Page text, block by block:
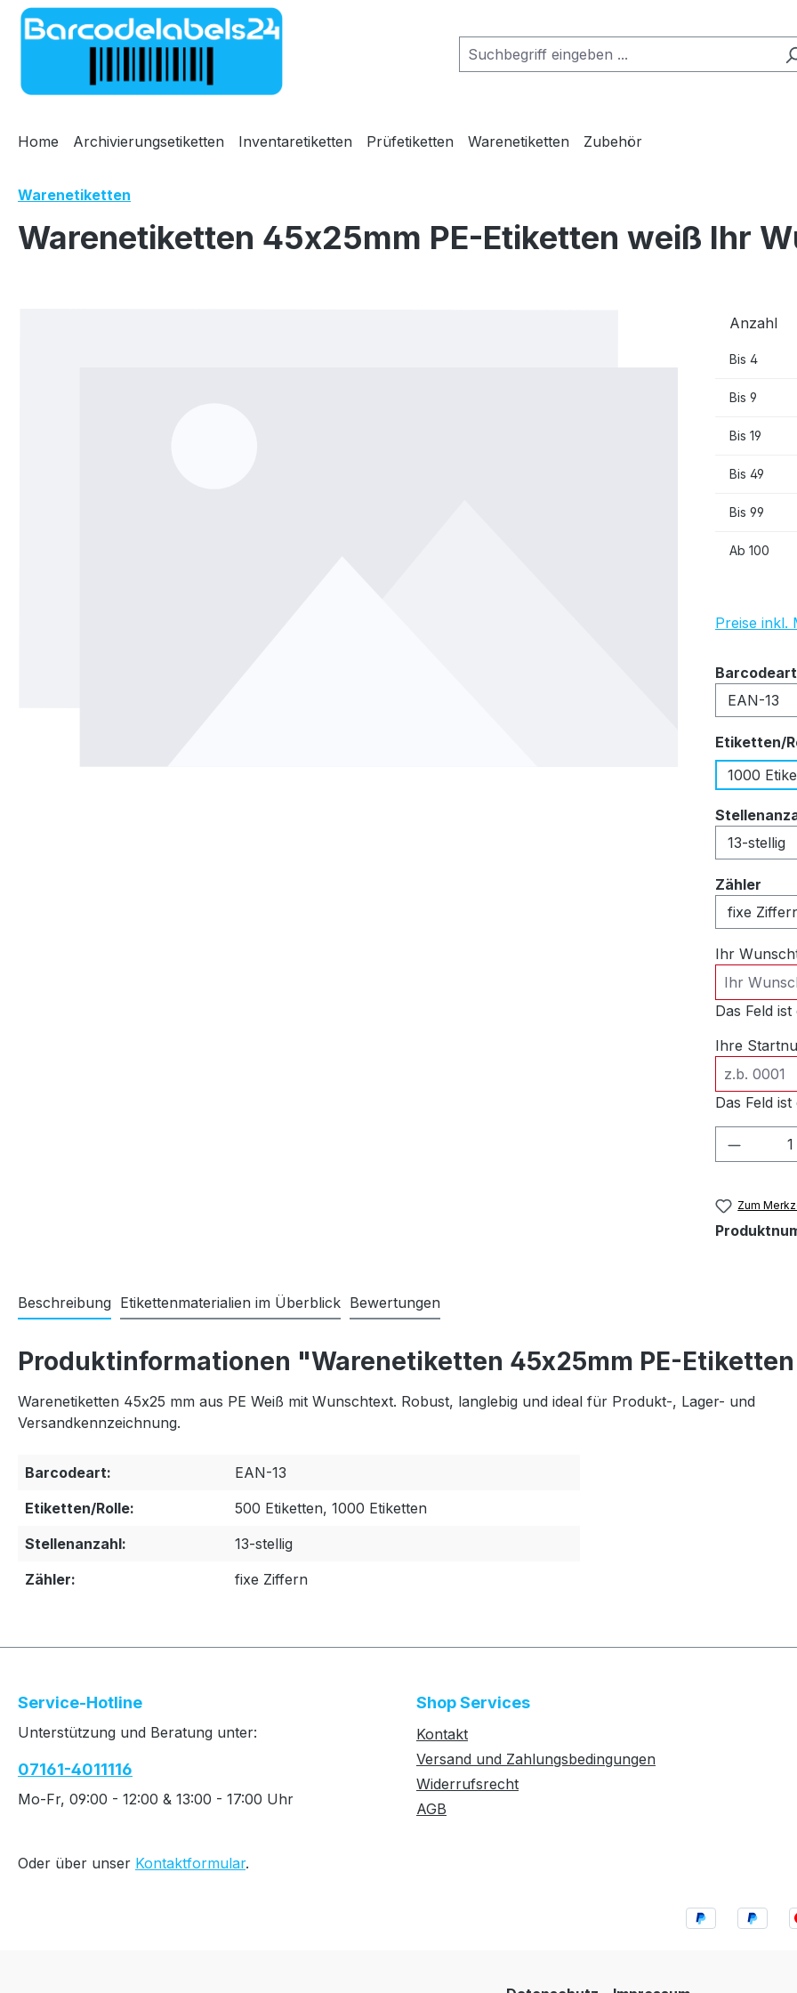
Hauptinhalt springen
Zur Suche springen
Zur Hauptnavigation springen
Home Archivierungsetiketten Inventaretiketten Prüfetiketten Warenetiketten Zubehör
Warenetiketten
Warenetiketten 45x25mm PE-Etiketten weiß Ihr
Anzahl
Bis 4
Bis 9
Bis 19
Bis 49
Bis 99
Ab 100
Preise inkl.
Barcodeart
Etiketten/
1000
Zähler
Ihr
Das Feld
Ihre
Das Feld
Zum
Beschreibung Etikettenmaterialien im Überblick Bewertungen
Produktinformationen "Warenetiketten 45x25mm PE-
Warenetiketten 45x25 mm aus PE Weiß mit Wunschtext. Robust, langlebig und ideal für Produkt-, Lager- und
Versandkennzeichnung.
Barcodeart:
EAN-13
Etiketten/Rolle:
500 Etiketten, 1000 Etiketten
Stellenanzahl:
13-stellig
Zähler:
fixe Ziffern
Service-Hotline
Unterstützung und Beratung unter:
07161-4011116
Mo-Fr, 09:00 - 12:00 & 13:00 - 17:00 Uhr
Oder über unser Kontaktformular.
Shop Services
Kontakt
Versand und Zahlungsbedingungen
Widerrufsrecht
AGB